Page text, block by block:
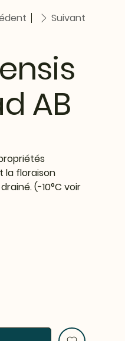
Suivant
AB
la floraison
(-10°C voir